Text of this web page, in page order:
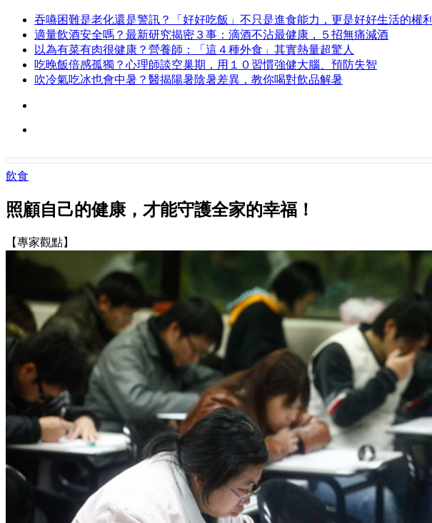
吞嚥困難是老化還是警訊？「好好吃飯」不只是進食能力，更是好好生活的權利
適量飲酒安全嗎？最新研究揭密３事：滴酒不沾最健康，５招無痛減酒
以為有菜有肉很健康？營養師：「這４種外食」其實熱量超驚人
吃晚飯倍感孤獨？心理師談空巢期，用１０習慣強健大腦、預防失智
吹冷氣吃冰也會中暑？醫揭陽暑陰暑差異，教你喝對飲品解暑
飲食
照顧自己的健康，才能守護全家的幸福！
【專家觀點】